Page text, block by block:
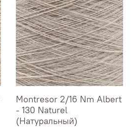
Montresor 2/16 Nm Albert
- 130 Naturel
(Натуральный)